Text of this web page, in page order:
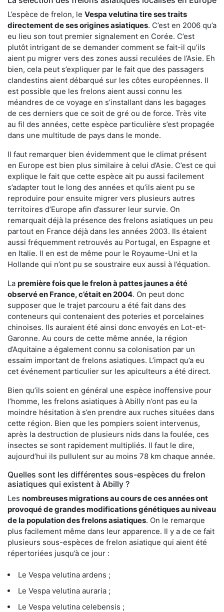
L’espèce de frelon, le Vespa velutina tire ses traits
directement de ses origines asiatiques. C’est en 2006 qu’a
eu lieu son tout premier signalement en Corée. C’est
plutôt intrigant de se demander comment se fait-il qu’ils
aient pu migrer vers des zones aussi reculées de l’Asie. Eh
bien, cela peut s’expliquer par le fait que des passagers
clandestins aient débarqué sur les côtes européennes. Il
est possible que les frelons aient aussi connu les
méandres de ce voyage en s’installant dans les bagages
de ces derniers que ce soit de gré ou de force. Très vite
au fil des années, cette espèce particulière s’est propagée
dans une multitude de pays dans le monde.
Il faut remarquer bien évidemment que le climat présent
en Europe est bien plus similaire à celui d’Asie. C’est ce qui
explique le fait que cette espèce ait pu aussi facilement
s’adapter tout le long des années et qu’ils aient pu se
reproduire pour ensuite migrer vers plusieurs autres
territoires d’Europe afin d’assurer leur survie. On
remarquait déjà la présence des frelons asiatiques un peu
partout en France déjà dans les années 2003. Ils étaient
aussi fréquemment retrouvés au Portugal, en Espagne et
en Italie. Il en est de même pour le Royaume-Uni et la
Hollande qui n’ont pu se soustraire eux aussi à l’équation.
La première fois que le frelon à pattes jaunes a été
observé en France, c’était en 2004. On peut donc
supposer que le trajet parcouru a été fait dans des
conteneurs qui contenaient des poteries et porcelaines
chinoises. Ils auraient été ainsi donc envoyés en Lot-et-
Garonne. Au cours de cette même année, la région
d’Aquitaine a également connu sa colonisation par un
essaim important de frelons asiatiques. L’impact qu’a eu
cet événement particulier sur les apiculteurs a été direct.
Bien qu’ils soient en général une espèce inoffensive pour
l’homme, les frelons asiatiques à Abilly n’ont pas eu la
moindre hésitation à s’en prendre aux ruches situées dans
cette région. Bien que les pompiers soient intervenus,
après la destruction de plusieurs nids dans la foulée, ces
insectes se sont rapidement multipliés. Il faut le dire,
aujourd’hui ils pullulent sur au moins 78 km chaque année.
Quelles sont les différentes sous-espèces du frelon
asiatiques qui existent à Abilly ?
Les nombreuses migrations au cours de ces années ont
provoqué de grandes modifications génétiques au niveau
de la population des frelons asiatiques. On le remarque
plus facilement même dans leur apparence. Il y a de ce fait
plusieurs sous-espèces de frelon asiatique qui aient été
répertoriées jusqu’à ce jour :
Le Vespa velutina ardens ;
Le Vespa velutina auraria ;
Le Vespa velutina celebensis ;